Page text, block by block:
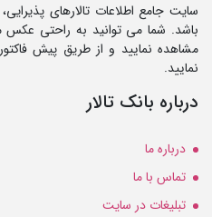
سایت جامع اطلاعات تالارهای
باشد. شما می توانید به راحتی عکس
مشاهده نمایید و از طریق پیش
نمایید.
درباره بانک تالار
درباره ما
تماس با ما
تبلیغات در سایت